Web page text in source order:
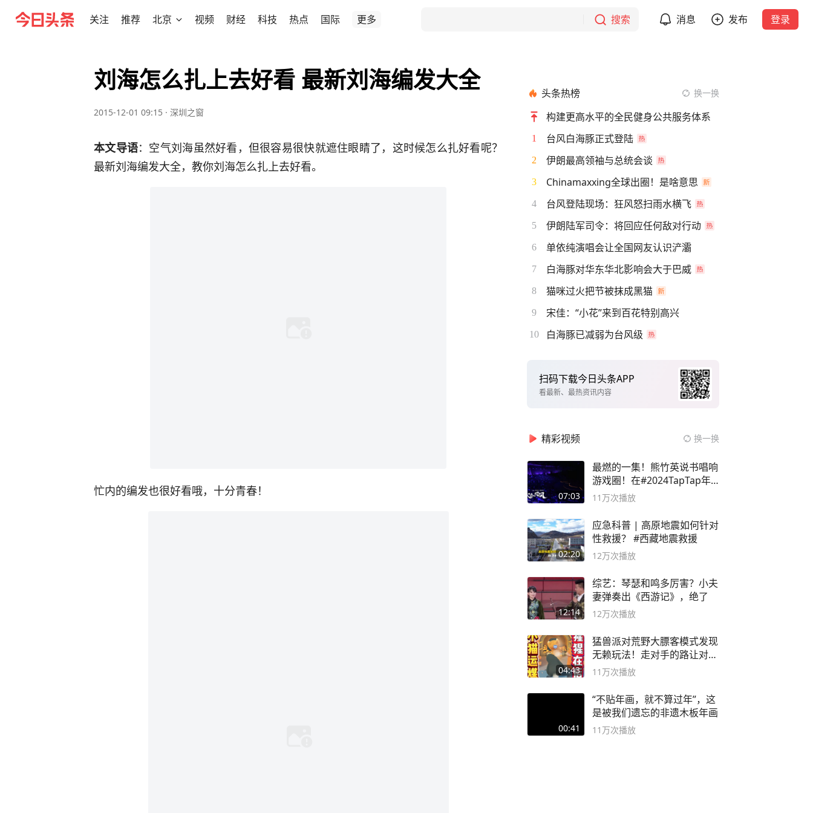
关注 推荐 北京 视频 财经 科技 热点 国际 更多 搜索 消息 发布 登录
刘海怎么扎上去好看 最新刘海编发大全
2015-12-01 09:15 · 深圳之窗
本文导语：空气刘海虽然好看，但很容易很快就遮住眼睛了，这时候怎么扎好看呢？
最新刘海编发大全，教你刘海怎么扎上去好看。
忙内的编发也很好看哦，十分青春！
头条热榜 换一换
构建更高水平的全民健身公共服务体系
1 台风白海豚正式登陆
2 伊朗最高领袖与总统会谈
3 Chinamaxxing全球出圈！是啥意思
4 台风登陆现场：狂风怒扫雨水横飞
5 伊朗陆军司令：将回应任何敌对行动
6 单依纯演唱会让全国网友认识浐灞
7 白海豚对华东华北影响会大于巴威
8 猫咪过火把节被抹成黑猫
9 宋佳：“小花”来到百花特别高兴
10 白海豚已减弱为台风级
扫码下载今日头条APP
看最新、最热资讯内容
精彩视频 换一换
07:03
最燃的一集！熊竹英说书唱响
游戏圈！在#2024TapTap年
度游戏大赏
11万次播放
02:20
应急科普 | 高原地震如何针对
性救援？ #西藏地震救援
12万次播放
12:14
综艺：琴瑟和鸣多厉害？小夫
妻弹奏出《西游记》，绝了
12万次播放
04:43
猛兽派对荒野大膘客模式发现
无赖玩法！走对手的路让对手
无路可走
11万次播放
00:41
“不贴年画，就不算过年”，这
是被我们遗忘的非遗木板年画
11万次播放